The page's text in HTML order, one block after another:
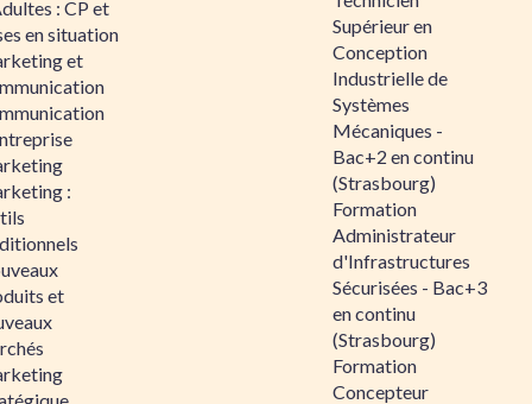
: CP et
en situation
et
:
et
Supérieur en
Conception
Industrielle de
Systèmes
Mécaniques -
Bac+2 en continu
(Strasbourg)
Formation
Administrateur
d'Infrastructures
Sécurisées - Bac+3
en continu
(Strasbourg)
Formation
Concepteur